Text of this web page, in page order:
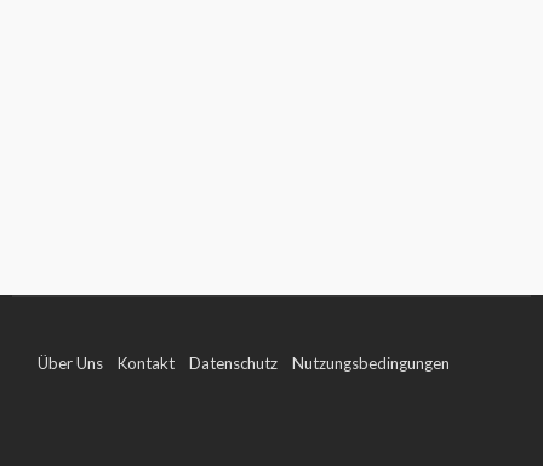
Über Uns Kontakt Datenschutz Nutzungsbedingungen